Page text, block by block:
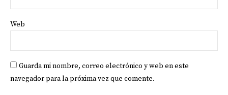
Web
Guarda mi nombre, correo electrónico y web en este
navegador para la próxima vez que comente.